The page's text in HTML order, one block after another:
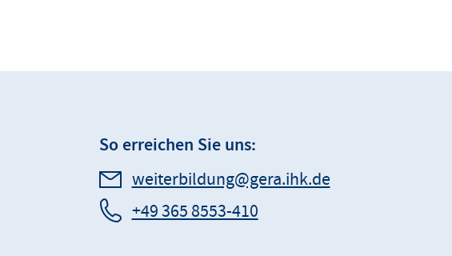
So erreichen Sie uns:
weiterbildung@gera.ihk.de
+49 365 8553-410